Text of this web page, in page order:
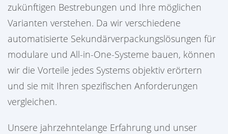
zukünftigen Bestrebungen und Ihre möglichen
Varianten verstehen. Da wir verschiedene
automatisierte Sekundärverpackungslösungen für
modulare und All-in-One-Systeme bauen, können
wir die Vorteile jedes Systems objektiv erörtern
und sie mit Ihren spezifischen Anforderungen
vergleichen.
Unsere jahrzehntelange Erfahrung und unser